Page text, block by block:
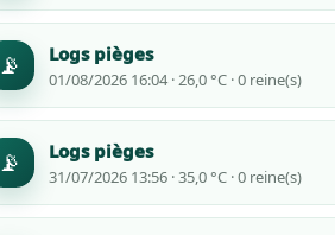
📡 Logs pièges
01/08/2026 16:04 · 26,0 °C · 0 reine(s)
📡 Logs pièges
31/07/2026 13:56 · 35,0 °C · 0 reine(s)